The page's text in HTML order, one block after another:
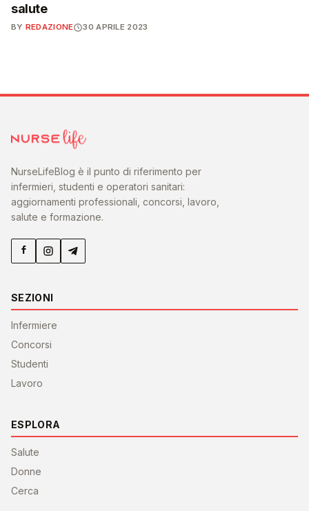
salute
BY REDAZIONE 30 APRILE 2023
NurseLifeBlog è il punto di riferimento per
infermieri, studenti e operatori sanitari:
aggiornamenti professionali, concorsi, lavoro,
salute e formazione.
SEZIONI
Infermiere
Concorsi
Studenti
Lavoro
ESPLORA
Salute
Donne
Cerca